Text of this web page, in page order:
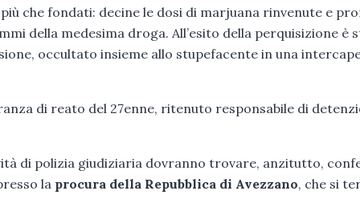
che fondati: decine le dosi di marjuana rinvenute e
della medesima droga. All’esito della perquisizione è
occultato insieme allo stupefacente in una
di reato del 27enne, ritenuto responsabile di
di polizia giudiziaria dovranno trovare, anzitutto,
la procura della Repubblica di Avezzano, che si